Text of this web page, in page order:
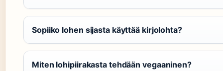
Sopiiko lohen sijasta käyttää kirjolohta?
Miten lohipiirakasta tehdään vegaaninen?